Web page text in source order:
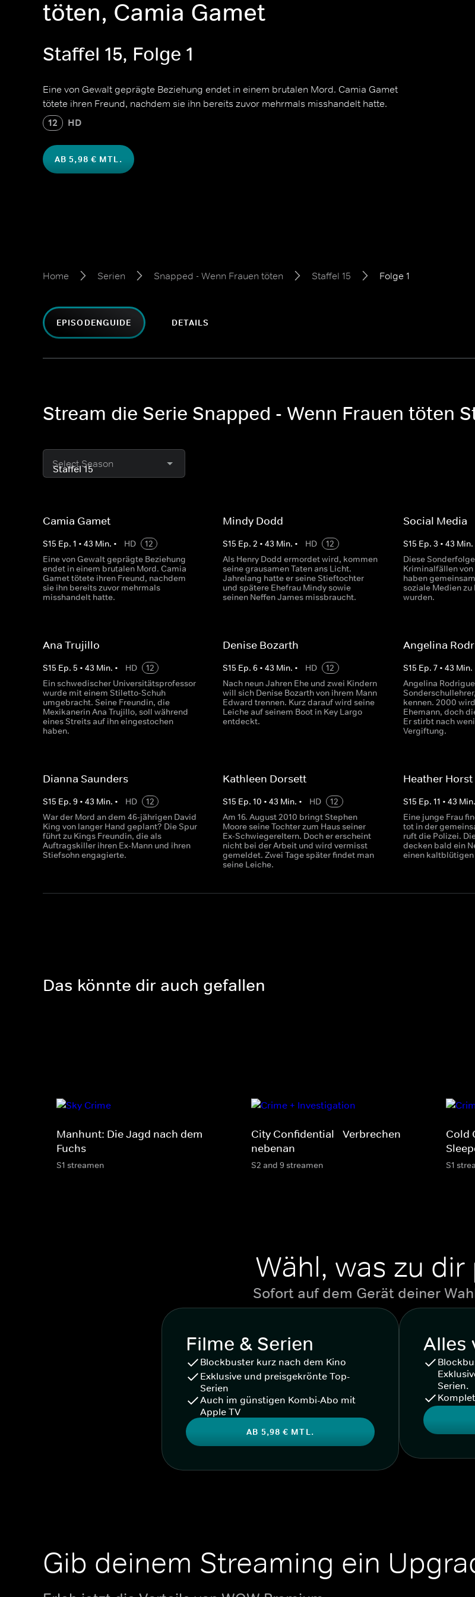
töten, Camia Gamet
Staffel 15, Folge 1
Eine von Gewalt geprägte Beziehung endet in einem brutalen Mord. Camia Gamet
tötete ihren Freund, nachdem sie ihn bereits zuvor mehrmals misshandelt hatte.
12 HD
AB 5,98 € MTL.
Home Serien Snapped - Wenn Frauen töten Staffel 15 Folge 1
EPISODENGUIDE DETAILS
Stream die Serie Snapped - Wenn Frauen töten
Select Season
Camia Gamet
S15 Ep. 1 • 43 Min. • HD
12
Eine von Gewalt geprägte Beziehung
endet in einem brutalen Mord. Camia
Gamet tötete ihren Freund, nachdem
sie ihn bereits zuvor mehrmals
misshandelt hatte.
Mindy Dodd
S15 Ep.2 •43 Min. • HD
12
Als Henry Dodd ermordet wird, kommen
seine grausamen Taten ans Licht.
Jahrelang hatte er seine Stieftochter
und spätere Ehefrau Mindy sowie
seinen Neffen James missbraucht.
Social Media
S15 Ep. 3 • 43 Min.
Diese
Kriminalfällen
haben
soziale Medien
wurden.
Ana Trujillo
S15 Ep. 5 • 43 Min. • HD
12
Ein schwedischer Universitätsprofessor
wurde mit einem Stiletto-Schuh
umgebracht. Seine Freundin, die
Mexikanerin Ana Trujillo, soll während
eines Streits auf ihn eingestochen
haben.
Denise Bozarth
S15 Ep.6 •43 Min. • HD
12
Nach neun Jahren Ehe und zwei Kindern
will sich Denise Bozarth von ihrem Mann
Edward trennen. Kurz darauf wird seine
Leiche auf seinem Boot in Key Largo
entdeckt.
Angelina
S15 Ep. 7• 43 Min.
Angelina
kennen. 2000
Ehemann, doch
Er stirbt nach
Vergiftung.
Dianna Saunders
S15 Ep. 9 • 43 Min. • HD
12
War der Mord an dem 46-jährigen David
King von langer Hand geplant? Die Spur
führt zu Kings Freundin, die als
Auftragskiller ihren Ex-Mann und ihren
Stiefsohn engagierte.
Kathleen Dorsett
S15 Ep.10 •43 Min. • HD
12
Am 16. August 2010 bringt Stephen
Moore seine Tochter zum Haus seiner
Ex-Schwiegereltern. Doch er erscheint
nicht bei der Arbeit und wird vermisst
gemeldet. Zwei Tage später findet man
seine Leiche.
Heather Horst
S15 Ep. 11 • 43 Min.
Eine junge Frau
tot in der
ruft die Polizei.
decken bald ein
einen kaltblütigen
Das könnte dir auch gefallen
Manhunt: Die Jagd nach dem
Fuchs
S1 streamen
City Confidential - Verbrechen
nebenan
S2 and 9 streamen
Cold
S1
Wähl, was zu dir
Sofort auf dem Gerät deiner
Filme & Serien
Blockbuster kurz nach dem Kino
Exklusive und preisgekrönte Top-
Serien
Auch im günstigen Kombi-Abo mit
Apple TV
AB 5,98 € MTL.
Alles
Serien.
Gib deinem Streaming ein